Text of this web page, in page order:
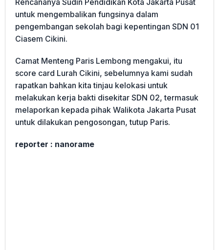
untuk mengembalikan fungsinya dalam
pengembangan sekolah bagi kepentingan SDN 01
Ciasem Cikini.
Camat Menteng Paris Lembong mengakui, itu
score card Lurah Cikini, sebelumnya kami sudah
rapatkan bahkan kita tinjau kelokasi untuk
melakukan kerja bakti disekitar SDN 02, termasuk
melaporkan kepada pihak Walikota Jakarta Pusat
untuk dilakukan pengosongan, tutup Paris.
reporter : nanorame